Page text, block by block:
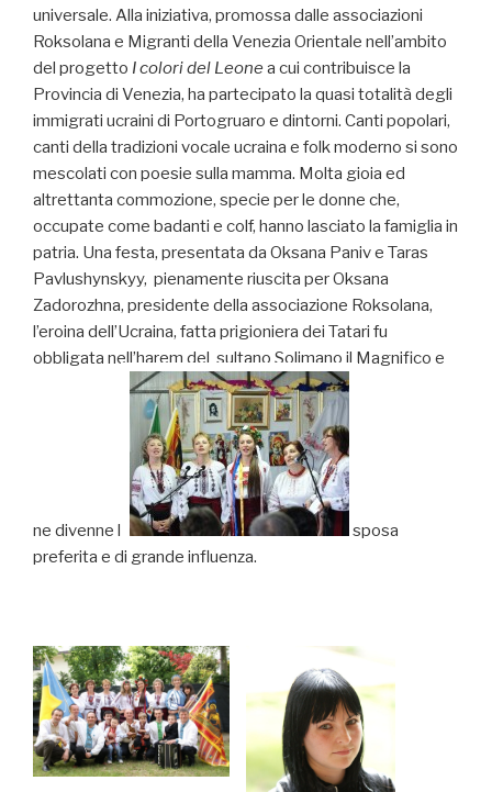
universale. Alla iniziativa, promossa dalle associazioni
Roksolana e Migranti della Venezia Orientale nell’ambito
del progetto I colori del Leone a cui contribuisce la
Provincia di Venezia, ha partecipato la quasi totalità degli
immigrati ucraini di Portogruaro e dintorni. Canti popolari,
canti della tradizioni vocale ucraina e folk moderno si sono
mescolati con poesie sulla mamma. Molta gioia ed
altrettanta commozione, specie per le donne che,
occupate come badanti e colf, hanno lasciato la famiglia in
patria. Una festa, presentata da Oksana Paniv e Taras
Pavlushynskyy, pienamente riuscita per Oksana
Zadorozhna, presidente della associazione Roksolana,
l’eroina dell’Ucraina, fatta prigioniera dei Tatari fu
obbligata nell’harem del sultano Solimano il Magnifico e
ne divenne la
sposa
preferita e di grande influenza.